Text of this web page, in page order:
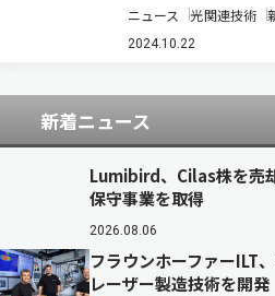
デジタル露光装置の
売を予定していると
ニュース 光関連技術
2024.10.22
新着ニュース
Lumibird、Cilas株を売
保守事業を取得
2026.08.06
フラウンホーファーILT
レーザー製造技術を開発